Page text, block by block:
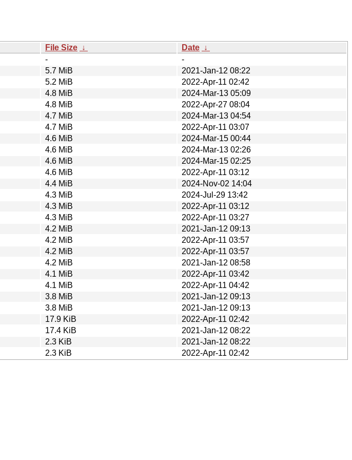
File Size ↓ Date ↓
-
-
5.7 MiB
2021-Jan-12 08:22
5.2 MiB
2022-Apr-11 02:42
4.8 MiB
2024-Mar-13 05:09
4.8 MiB
2022-Apr-27 08:04
4.7 MiB
2024-Mar-13 04:54
4.7 MiB
2022-Apr-11 03:07
4.6 MiB
2024-Mar-15 00:44
4.6 MiB
2024-Mar-13 02:26
4.6 MiB
2024-Mar-15 02:25
4.6 MiB
2022-Apr-11 03:12
4.4 MiB
2024-Nov-02 14:04
4.3 MiB
2024-Jul-29 13:42
4.3 MiB
2022-Apr-11 03:12
4.3 MiB
2022-Apr-11 03:27
4.2 MiB
2021-Jan-12 09:13
4.2 MiB
2022-Apr-11 03:57
4.2 MiB
2022-Apr-11 03:57
4.2 MiB
2021-Jan-12 08:58
4.1 MiB
2022-Apr-11 03:42
4.1 MiB
2022-Apr-11 04:42
3.8 MiB
2021-Jan-12 09:13
3.8 MiB
2021-Jan-12 09:13
17.9 KiB
2022-Apr-11 02:42
17.4 KiB
2021-Jan-12 08:22
2.3 KiB
2021-Jan-12 08:22
2.3 KiB 2022-Apr-11 02:42